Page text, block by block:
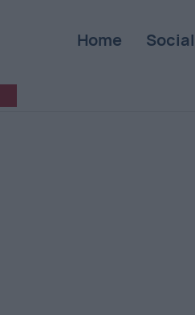
Home Social